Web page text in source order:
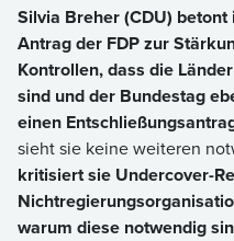
Silvia Breher (CDU)
Antrag der FDP zur
Kontrollen, dass die
sind und der Bundestag
einen
sieht sie keine weiteren
kritisiert sie Undercover-
warum diese notwendig